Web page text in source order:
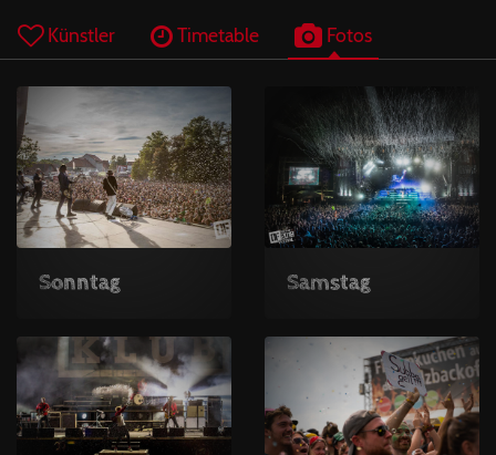
Künstler Timetable Fotos
Sonntag Samstag